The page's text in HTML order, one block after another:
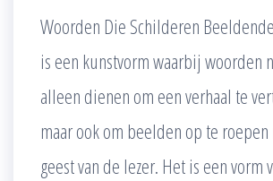
Woorden Die Schilderen
is een kunstvorm waarbij woorden
alleen dienen om een verhaal te
maar ook om beelden op te
geest van de lezer. Het is een vorm